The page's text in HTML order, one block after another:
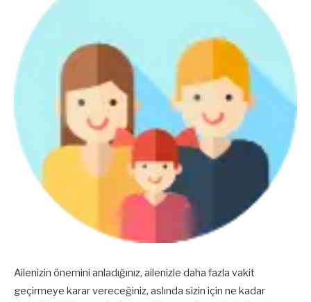
Ailenizin önemini anladığınız, ailenizle daha fazla vakit
geçirmeye karar vereceğiniz, aslında sizin için ne kadar